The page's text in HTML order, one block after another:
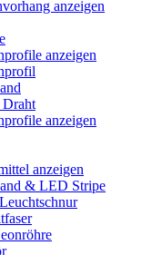
anzeigen
anzeigen
anzeigen
anzeigen
& LED Stripe